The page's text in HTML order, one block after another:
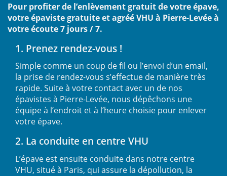
Pour profiter de l’enlèvement gratuit de votre épave,
votre épaviste gratuite et agréé VHU à Pierre-Levée à
votre écoute 7 jours / 7.
1. Prenez rendez-vous !
Simple comme un coup de fil ou l’envoi d’un email,
la prise de rendez-vous s’effectue de manière très
rapide. Suite à votre contact avec un de nos
épavistes à Pierre-Levée, nous dépêchons une
équipe à l’endroit et à l’heure choisie pour enlever
votre épave.
2. La conduite en centre VHU
L’épave est ensuite conduite dans notre centre
VHU, situé à Paris, qui assure la dépollution, la